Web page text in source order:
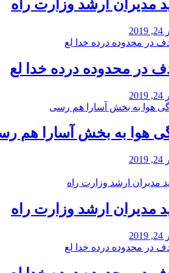
مدیران ارشد وزارت راه
در محدوده درده خدا لع
هوا به بخش آسارا هم
مدیران ارشد وزارت راه